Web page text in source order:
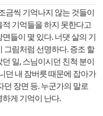
금씩 기억나지 않는 것들이
기억들을 하지 못한다고
들이 몇 있다. 너댓 살의 기
그림처럼 선명하다. 증조 할
일, 스님이시던 친척 분이
던 내 잠버릇 때문에 잡아가
장면 등. 누군가의 말로
게 기억이 난다.